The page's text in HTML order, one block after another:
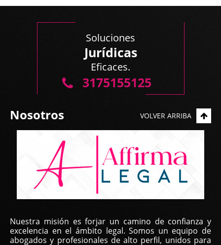
Soluciones
Jurídicas
Eficaces.
3175155125
Nosotros
Nuestra misión es forjar un camino de confianza y
excelencia en el ámbito legal. Somos un equipo de
abogados y profesionales de alto perfil, unidos para
VOLVER ARRIBA